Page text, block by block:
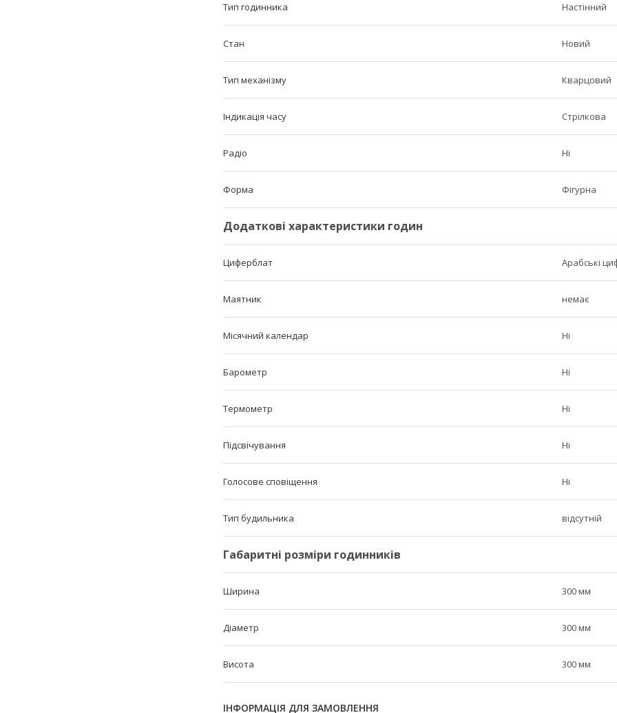
Тип годинника Настінний
Стан Новий
Тип механізму Кварцовий
Індикація часу Стрілкова
Радіо Ні
Форма Фігурна
Додаткові характеристики годин
Циферблат Арабські
Маятник немає
Місячний календар Ні
Барометр Ні
Термометр Ні
Підсвічування Ні
Голосове сповіщення Ні
Тип будильника відсутній
Габаритні розміри годинників
Ширина 300 мм
Діаметр 300 мм
Висота 300 мм
ІНФОРМАЦІЯ ДЛЯ ЗАМОВЛЕННЯ